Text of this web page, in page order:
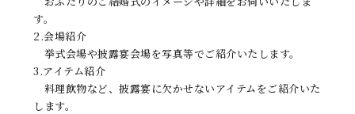
す。
2.会場紹介
挙式会場や披露宴会場を写真等でご紹介いたします。
3.アイテム紹介
料理飲物など、披露宴に欠かせないアイテムをご紹介いた
します。